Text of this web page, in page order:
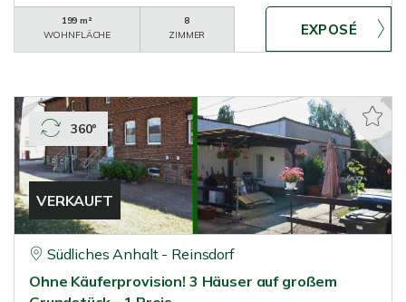
199 m²
WOHNFLÄCHE
8
ZIMMER
VERKAUFT
360°
Südliches Anhalt - Reinsdorf
Ohne Käuferprovision! 3 Häuser auf großem